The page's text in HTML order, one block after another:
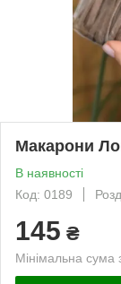
Макарони
В наявності
Код: 0189
145 ₴
Мінімальна